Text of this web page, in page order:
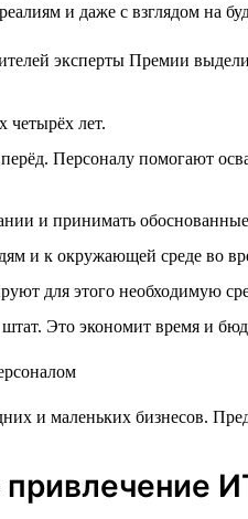
и даже с взглядом на
эксперты Премии
четырёх лет.
Персоналу помогают
и принимать
и к окружающей среде во
для этого необходимую
Это экономит время и
и маленьких бизнесов.